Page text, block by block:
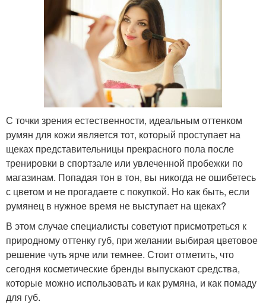
С точки зрения естественности, идеальным оттенком
румян для кожи является тот, который проступает на
щеках представительницы прекрасного пола после
тренировки в спортзале или увлеченной пробежки по
магазинам. Попадая тон в тон, вы никогда не ошибетесь
с цветом и не прогадаете с покупкой. Но как быть, если
румянец в нужное время не выступает на щеках?
В этом случае специалисты советуют присмотреться к
природному оттенку губ, при желании выбирая цветовое
решение чуть ярче или темнее. Стоит отметить, что
сегодня косметические бренды выпускают средства,
которые можно использовать и как румяна, и как помаду
для губ.